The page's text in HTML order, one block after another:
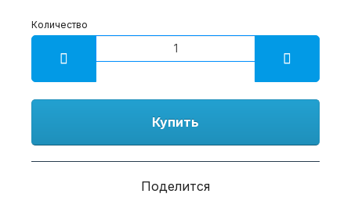
Количество
Купить
Поделится